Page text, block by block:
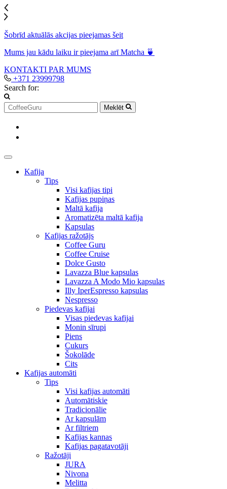
Šobrīd aktuālās akcijas pieejamas šeit
Mums jau kādu laiku ir pieejama arī Matcha 🍵
KONTAKTI PAR MUMS
+371 23999798
Search for:
Meklēt
Kafija
Tips
Visi kafijas tipi
Kafijas pupiņas
Maltā kafija
Aromatizēta maltā kafija
Kapsulas
Kafijas ražotājs
Coffee Guru
Coffee Cruise
Dolce Gusto
Lavazza Blue kapsulas
Lavazza A Modo Mio kapsulas
Illy IperEspresso kapsulas
Nespresso
Piedevas kafijai
Visas piedevas kafijai
Monin sīrupi
Piens
Cukurs
Šokolāde
Cits
Kafijas automāti
Tips
Visi kafijas automāti
Automātiskie
Tradicionālie
Ar kapsulām
Ar filtriem
Kafijas kannas
Kafijas pagatavotāji
Ražotāji
JURA
Nivona
Melitta